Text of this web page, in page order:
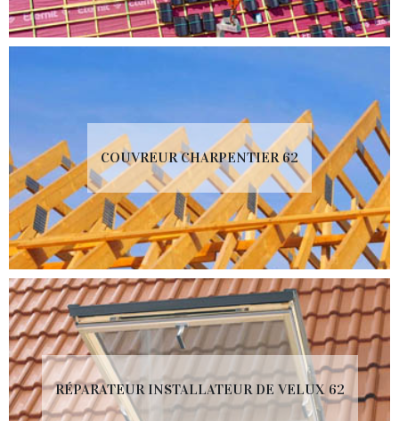
COUVREUR CHARPENTIER 62
RÉPARATEUR INSTALLATEUR DE VELUX 62